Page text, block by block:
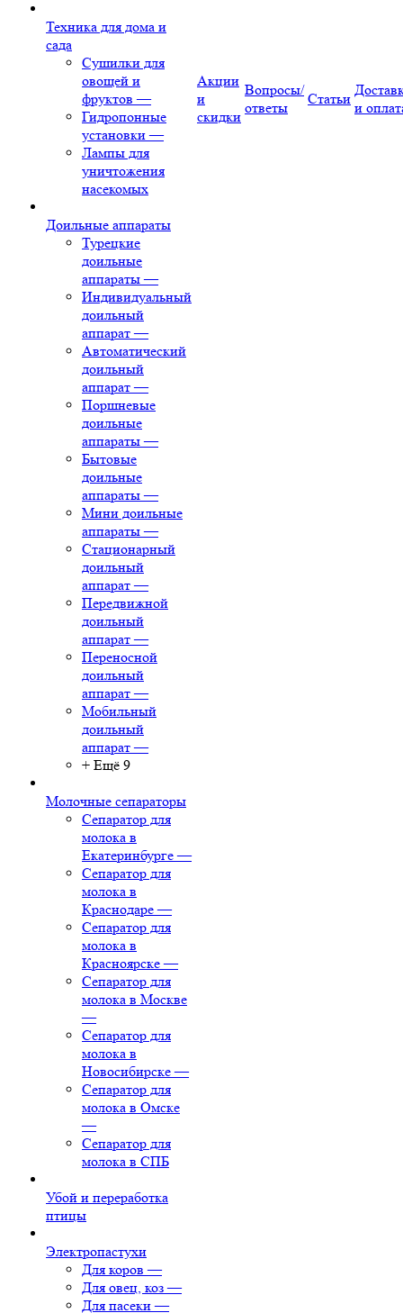
Техника для дома и
сада
Сушилки для
овощей и
фруктов —
Гидропонные
установки —
Лампы для
уничтожения
насекомых
Доильные аппараты
Турецкие
доильные
аппараты —
Индивидуальный
доильный
аппарат —
Автоматический
доильный
аппарат —
Поршневые
доильные
аппараты —
Бытовые
доильные
аппараты —
Мини доильные
аппараты —
Стационарный
доильный
аппарат —
Передвижной
доильный
аппарат —
Переносной
доильный
аппарат —
Мобильный
доильный
аппарат —
+ Ещё 9
Молочные сепараторы
Сепаратор для
молока в
Екатеринбурге —
Сепаратор для
молока в
Краснодаре —
Сепаратор для
молока в
Красноярске —
Сепаратор для
молока в Москве
—
Сепаратор для
молока в
Новосибирске —
Сепаратор для
молока в Омске
—
Сепаратор для
молока в СПБ
Убой и переработка
птицы
Электропастухи
Для коров —
Для овец, коз —
Для пасеки —
Акции
и
скидки
Вопросы/
ответы
Статьи
и